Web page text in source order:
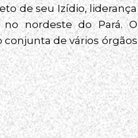
de seu Izídio, liderança
no nordeste do Pará. O
de vários órgãos